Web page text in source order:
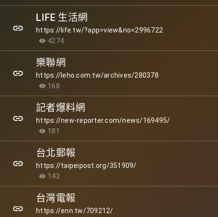
link
LIFE 生活網
https://life.tw/?app=view&no=2996722
visibility 4274
link
樂聯網
https://leho.com.tw/archives/280378
visibility 168
link
記者爆料網
https://new-reporter.com/news/169495/
visibility 181
link
台北郵報
https://taipeipost.org/351909/
visibility 143
link
台灣電報
https://enn.tw/709212/